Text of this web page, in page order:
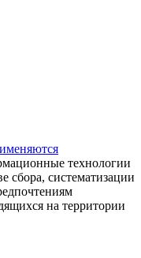
технологии
сбора, систематизации
на территории